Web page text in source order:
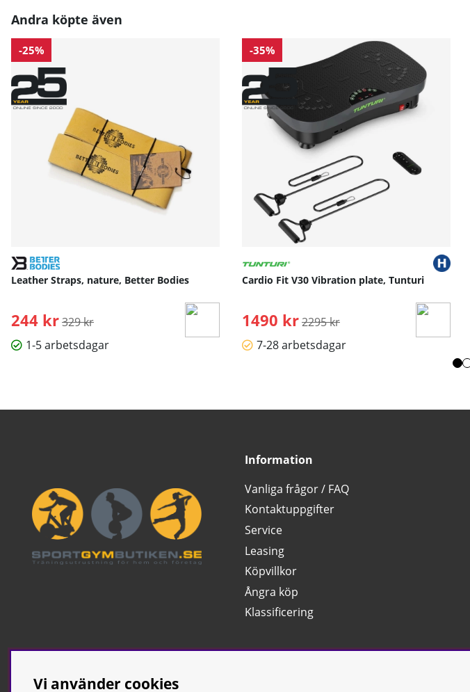
Andra köpte även
-25%
Leather Straps, nature, Better Bodies
244 kr Ordinarie pris:
329 kr
1-5 arbetsdagar
-35%
Cardio Fit V30 Vibration plate, Tunturi
1490 kr Ordinarie pris:
2295 kr
7-28 arbetsdagar
Information
Vanliga frågor / FAQ
Kontaktuppgifter
Service
Leasing
Köpvillkor
Ångra köp
Klassificering
Vi använder cookies